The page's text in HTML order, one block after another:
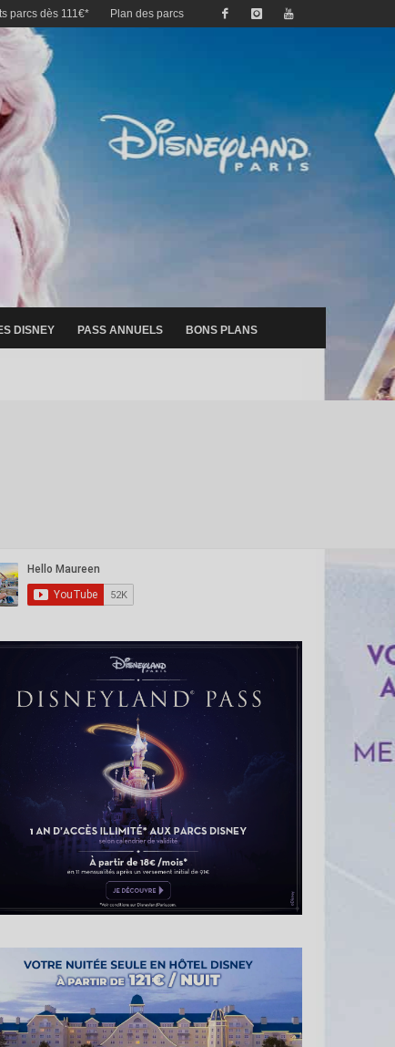
parcs dès 111€* Plan des parcs
DISNEY PASS ANNUELS BONS PLANS